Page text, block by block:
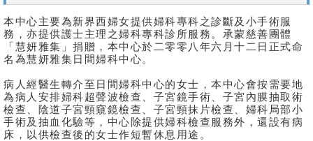
本中心主要為新界西婦女提供婦科專科之診斷及小手術服
務，亦提供護士主理之婦科專科診所服務。承蒙慈善團體
「慧妍雅集」捐贈，本中心於二零零八年六月十二日正式命
名為慧妍雅集日間婦科中心。
病人經醫生轉介至日間婦科中心的女士，本中心會按需要地
為病人安排婦科超聲波檢查、子宮鏡手術、子宮內膜抽取術
檢查、陰道子宮頸窺鏡檢查、子宮頸抹片檢查、婦科局部小
手術及抽血化驗等，中心除提供婦科檢查服務外，還設有病
床，以供檢查後的女士作短暫休息用途。